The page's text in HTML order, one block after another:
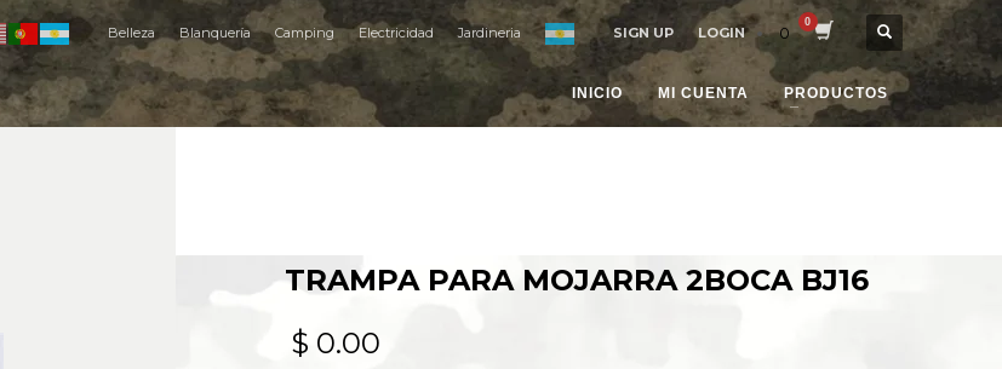
Belleza Blanquería Camping Electricidad Jardineria SIGN UP LOGIN 0
INICIO MI CUENTA PRODUCTOS
TRAMPA PARA MOJARRA 2BOCA BJ16
$ 0.00